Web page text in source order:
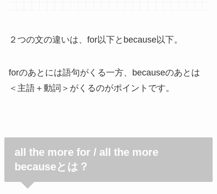
２つの文の違いは、for以下とbecause以下。
forのあとには語句がくる一方、becauseのあとは
＜主語＋動詞＞がくるのがポイントです。
all the more for / all the more
becauseとは？